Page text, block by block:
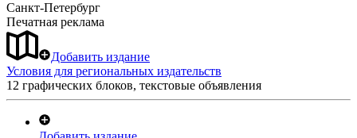
Санкт-Петербург
Печатная реклама
Добавить издание
Условия для региональных издательств
12 графических блоков, текстовые объявления